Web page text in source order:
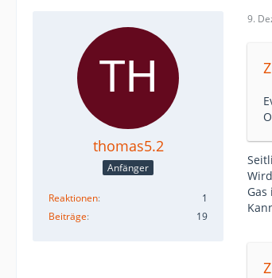
thomas5.2
Anfänger
Reaktionen
1
Beiträge
19
9.
Gas